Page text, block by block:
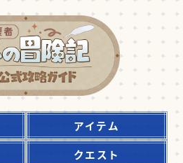
アイテム
クエスト